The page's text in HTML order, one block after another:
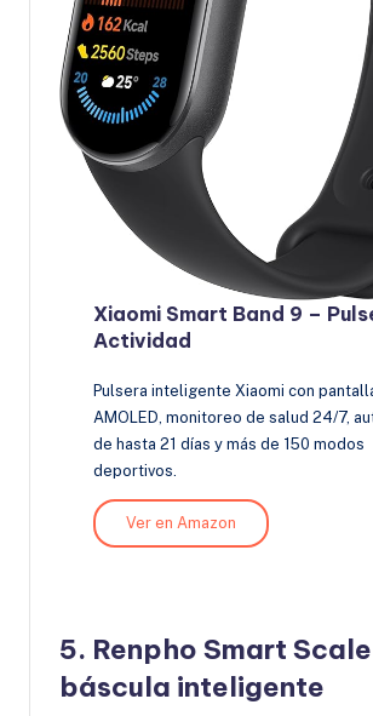
Xiaomi Smart Band 9 –
Actividad
Pulsera inteligente Xiaomi con
AMOLED, monitoreo de salud 24/7,
de hasta 21 días y más de 150 modos
deportivos.
Ver en Amazon
5. Renpho Smart
báscula inteligente